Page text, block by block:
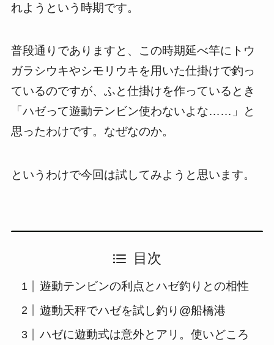
れようという時期です。
普段通りでありますと、この時期延べ竿にトウ
ガラシウキやシモリウキを用いた仕掛けで釣っ
ているのですが、ふと仕掛けを作っているとき
「ハゼって遊動テンビン使わないよな……」と
思ったわけです。なぜなのか。
というわけで今回は試してみようと思います。
目次
遊動テンビンの利点とハゼ釣りとの相性
遊動天秤でハゼを試し釣り@船橋港
ハゼに遊動式は意外とアリ。使いどころ